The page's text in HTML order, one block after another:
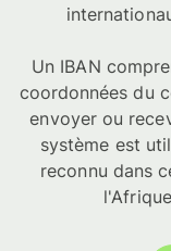
Un IBAN
coordonnées du
envoyer ou
système est
reconnu dans